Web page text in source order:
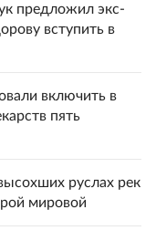
предложил экс-
вступить в
включить в
пять
руслах рек
мировой